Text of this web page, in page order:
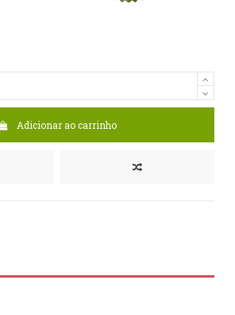
Adicionar ao carrinho